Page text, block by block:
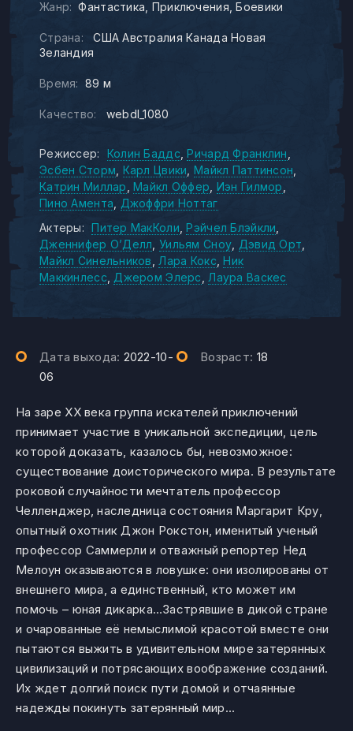
Жанр: Фантастика Приключения Боевики
Страна:
США Австралия Канада Новая
Зеландия
Время: 89 м
Качество: webdl_1080
Режиссер: Колин Баддс Ричард Франклин
Эсбен Сторм Карл Цвики Майкл Паттинсон
Катрин Миллар
Майкл Оффер Иэн Гилмор
Пино Амента
Джоффри Ноттаг
Актеры:
Питер МакКоли Рэйчел Блэйкли
Дженнифер О’Делл Уильям Сноу Дэвид Орт
Майкл Синельников
Лара Кокс Ник
Маккинлесс Джером Элерс Лаура Васкес
Дата выхода: 2022-10-
06
Возраст: 18
На заре XX века группа искателей приключений
принимает участие в уникальной экспедиции, цель
которой доказать, казалось бы, невозможное:
существование доисторического мира. В результате
роковой случайности мечтатель профессор
Челленджер, наследница состояния Маргарит Кру,
опытный охотник Джон Рокстон, именитый ученый
профессор Саммерли и отважный репортер Нед
Мелоун оказываются в ловушке: они изолированы от
внешнего мира, а единственный, кто может им
помочь – юная дикарка…Застрявшие в дикой стране
и очарованные её немыслимой красотой вместе они
пытаются выжить в удивительном мире затерянных
цивилизаций и потрясающих воображение созданий.
Их ждет долгий поиск пути домой и отчаянные
надежды покинуть затерянный мир…